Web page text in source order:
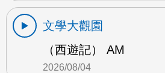
文學大觀園
（西遊記） AM
2026/08/04